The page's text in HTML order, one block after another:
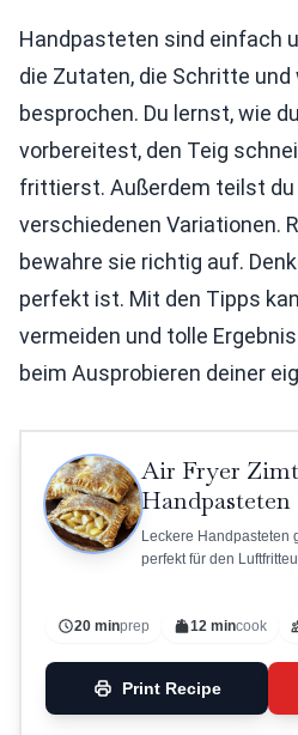
Handpasteten sind einfach
die Zutaten, die Schritte
besprochen. Du lernst, wie
vorbereitest, den Teig
frittierst. Außerdem teilst du
verschiedenen Variationen.
bewahre sie richtig auf.
perfekt ist. Mit den Tipps
vermeiden und tolle
beim Ausprobieren deiner
Air Fryer
Handpasteten
Leckere Handpasteten
perfekt für den
20 minprep 12 mincook
Print Recipe